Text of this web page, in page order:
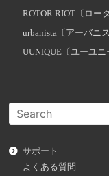
ROTOR RIOT〔ロー
urbanista〔アーバニス
UUNIQUE〔ユーユニ
サポート
よくある質問